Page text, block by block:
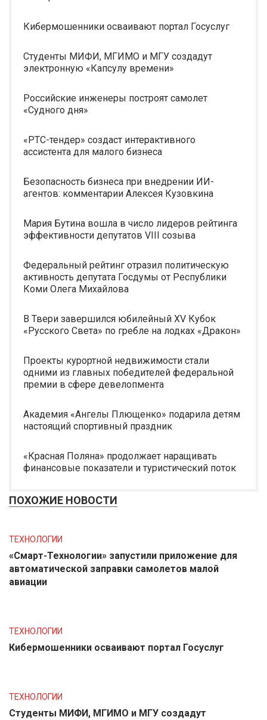
Кибермошенники осваивают портал Госуслуг
Студенты МИФИ, МГИМО и МГУ создадут
электронную «Капсулу времени»
Российские инженеры построят самолет
«Судного дня»
«РТС-тендер» создаст интерактивного
ассистента для малого бизнеса
Безопасность бизнеса при внедрении ИИ-
агентов: комментарии Алексея Кузовкина
Мария Бутина вошла в число лидеров рейтинга
эффективности депутатов VIII созыва
Федеральный рейтинг отразил политическую
активность депутата Госдумы от Республики
Коми Олега Михайлова
В Твери завершился юбилейный XV Кубок
«Русского Света» по гребле на лодках «Дракон»
Проекты курортной недвижимости стали
одними из главных победителей федеральной
премии в сфере девелопмента
Академия «Ангелы Плющенко» подарила детям
настоящий спортивный праздник
«Красная Поляна» продолжает наращивать
финансовые показатели и туристический поток
ПОХОЖИЕ НОВОСТИ
ТЕХНОЛОГИИ
«Смарт-Технологии» запустили приложение для
автоматической заправки самолетов малой
авиации
ТЕХНОЛОГИИ
Кибермошенники осваивают портал Госуслуг
ТЕХНОЛОГИИ
Студенты МИФИ, МГИМО и МГУ создадут